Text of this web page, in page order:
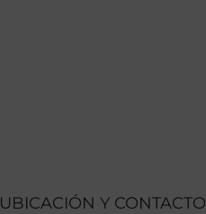
UBICACIÓN Y CONTACTO